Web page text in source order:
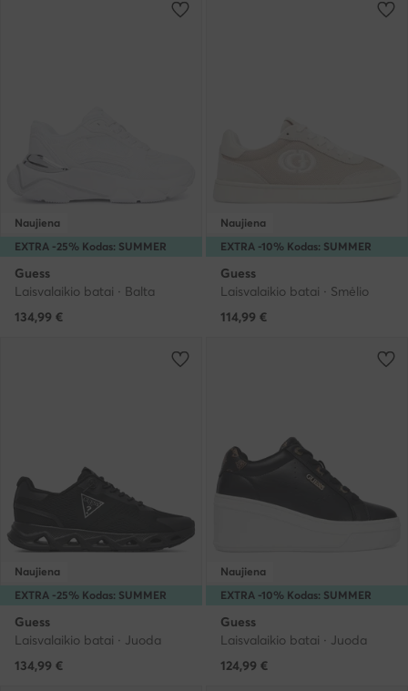
EXTRA -25% Kodas: SUMMER
Naujiena
Guess
Laisvalaikio batai · Balta
134,99 €
EXTRA -10% Kodas: SUMMER
Naujiena
Guess
Laisvalaikio batai · Smėlio
114,99 €
EXTRA -25% Kodas: SUMMER
Naujiena
Guess
Laisvalaikio batai · Juoda
134,99 €
EXTRA -10% Kodas: SUMMER
Naujiena
Guess
Laisvalaikio batai · Juoda
124,99 €